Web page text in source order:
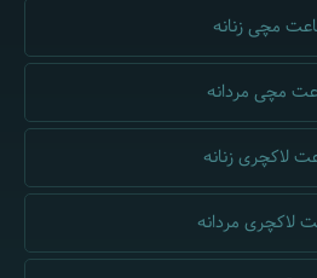
مچی زنانه
مچی مردانه
لاکچری زنانه
لاکچری مردانه